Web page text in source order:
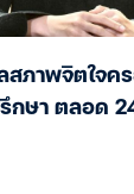
สภาพจิตใจค
กษา ตลอด